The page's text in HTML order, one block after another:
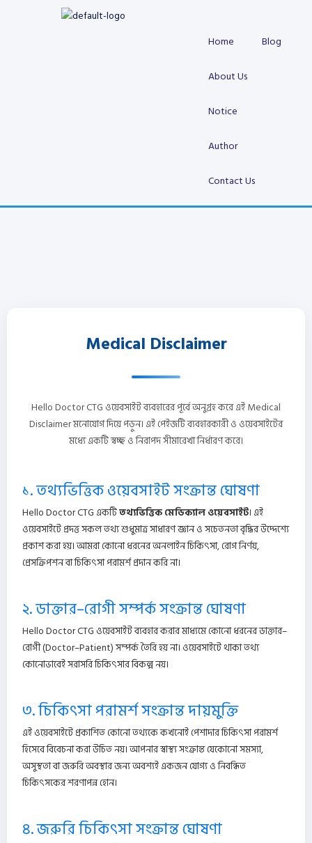
Home Blog
About Us
Notice
Author
Contact Us
Medical Disclaimer
Hello Doctor CTG ওয়েবসাইট ব্যবহারের পূর্বে অনুগ্রহ করে এই Medical
Disclaimer মনোযোগ দিয়ে পড়ুন। এই পেইজটি ব্যবহারকারী ও ওয়েবসাইটের
মধ্যে একটি স্বচ্ছ ও নিরাপদ সীমারেখা নির্ধারণ করে।
১. তথ্যভিত্তিক ওয়েবসাইট সংক্রান্ত ঘোষণা
Hello Doctor CTG একটিতথ্যভিত্তিক মেডিক্যাল ওয়েবসাইট। এই
ওয়েবসাইটে প্রদত্ত সকল তথ্য শুধুমাত্র সাধারণ জ্ঞান ও সচেতনতা বৃদ্ধির উদ্দেশ্যে
প্রকাশ করা হয়। আমরা কোনো ধরনের অনলাইন চিকিৎসা, রোগ নির্ণয়,
প্রেসক্রিপশন বা চিকিৎসা পরামর্শ প্রদান করি না।
২. ডাক্তার–রোগী সম্পর্ক সংক্রান্ত ঘোষণা
Hello Doctor CTG ওয়েবসাইট ব্যবহার করার মাধ্যমে কোনো ধরনের ডাক্তার–
রোগী (Doctor–Patient) সম্পর্ক তৈরি হয় না। ওয়েবসাইটে থাকা তথ্য
কোনোভাবেই সরাসরি চিকিৎসার বিকল্প নয়।
৩. চিকিৎসা পরামর্শ সংক্রান্ত দায়মুক্তি
এই ওয়েবসাইটে প্রকাশিত কোনো তথ্যকে কখনোই পেশাদার চিকিৎসা পরামর্শ
হিসেবে বিবেচনা করা উচিত নয়। আপনার স্বাস্থ্য সংক্রান্ত যেকোনো সমস্যা,
অসুস্থতা বা জরুরি অবস্থার জন্য অবশ্যই একজন যোগ্য ও নিবন্ধিত
চিকিৎসকের শরণাপন্ন হোন।
৪. জরুরি চিকিৎসা সংক্রান্ত ঘোষণা